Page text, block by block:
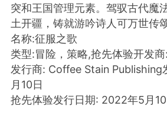
排行 在线
实时动态 直播
突和王国管理元素。驾驭古代魔
土开疆，铸就游吟诗人可万世传
名称:征服之歌
类型:冒险，策略,抢先体验开发
发行商: Coffee Stain Publishing
月10日
抢先体验发行日期: 2022年5月10